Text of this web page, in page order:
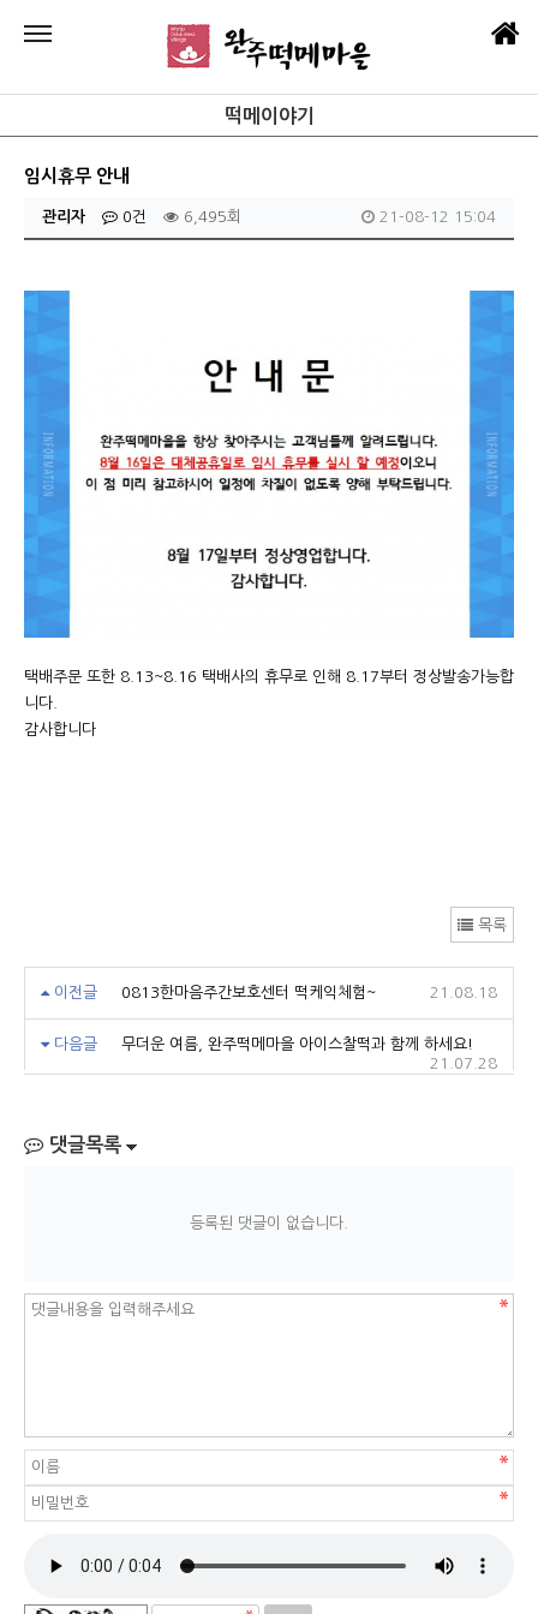
떡메이야기
임시휴무 안내
관리자 0건 6,495회 21-08-12 15:04
택배주문 또한 8.13~8.16 택배사의 휴무로 인해 8.17부터 정상발송가능합
니다.
감사합니다
목록
이전글 0813한마음주간보호센터 떡케익체험~ 21.08.18
다음글
무더운 여름, 완주떡메마을 아이스찰떡과 함께 하세요!
21.07.28
댓글목록
등록된 댓글이 없습니다.